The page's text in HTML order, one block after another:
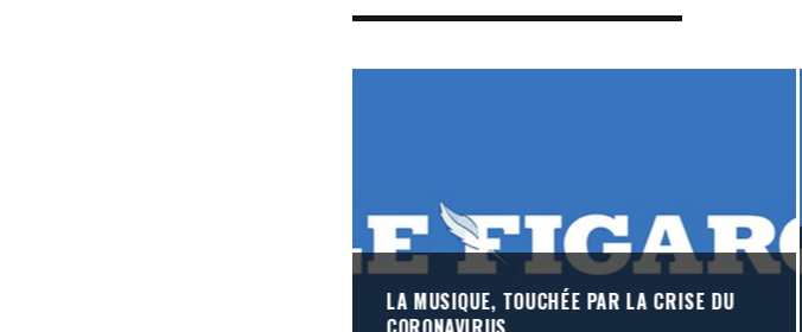
LA MUSIQUE, TOUCHÉE PAR LA CRISE DU